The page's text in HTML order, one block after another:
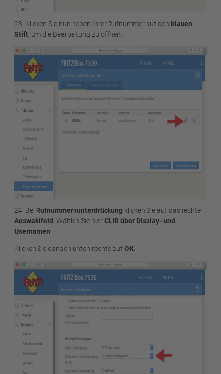
23. Klicken Sie nun neben Ihrer Rufnummer auf den blauen
Stift , um die Bearbeitung zu öffnen.
24. Bei Rufnummernunterdrückung klicken Sie auf das rechte
Auswahlfeld . Wählen Sie hierCLIR über Display- und
Usernamen
Klicken Sie danach unten rechts aufOK